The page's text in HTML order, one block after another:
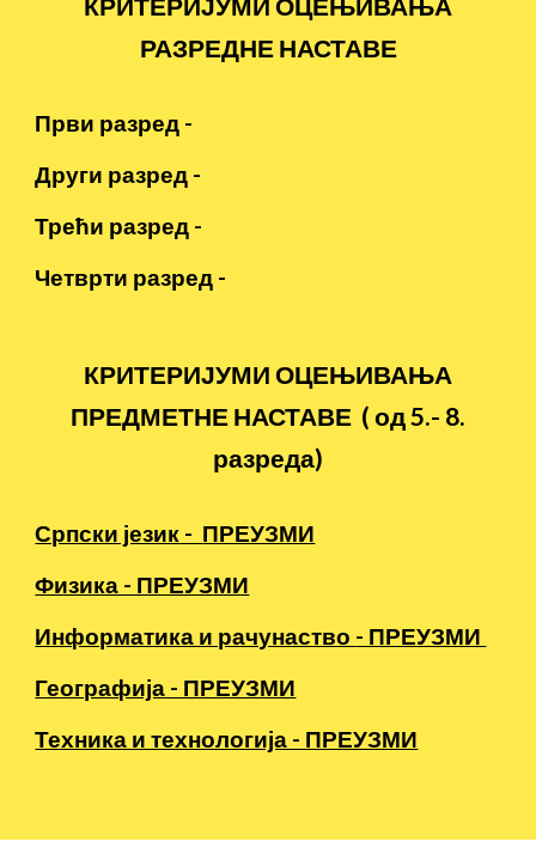
РАЗРЕДНЕ НАСТАВЕ
Први разред -
Други разред -
Трећи разред -
Четврти разред -
КРИТЕРИЈУМИ ОЦЕЊИВАЊА
ПРЕДМЕТНЕ НАСТАВЕ ( од 5.- 8.
разреда)
Српски језик - ПРЕУЗМИ
Физика - ПРЕУЗМИ
Информатика и рачунаство - ПРЕУЗМИ
Географија - ПРЕУЗМИ
Техника и технологија - ПРЕУЗМИ